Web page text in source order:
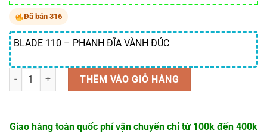
Đã bán 316
BLADE 110 – PHANH ĐĨA VÀNH ĐÚC
Số lượng THÊM VÀO GIỎ HÀNG
Giao hàng toàn quốc phí vận chuyển chỉ từ 100k đến 400k